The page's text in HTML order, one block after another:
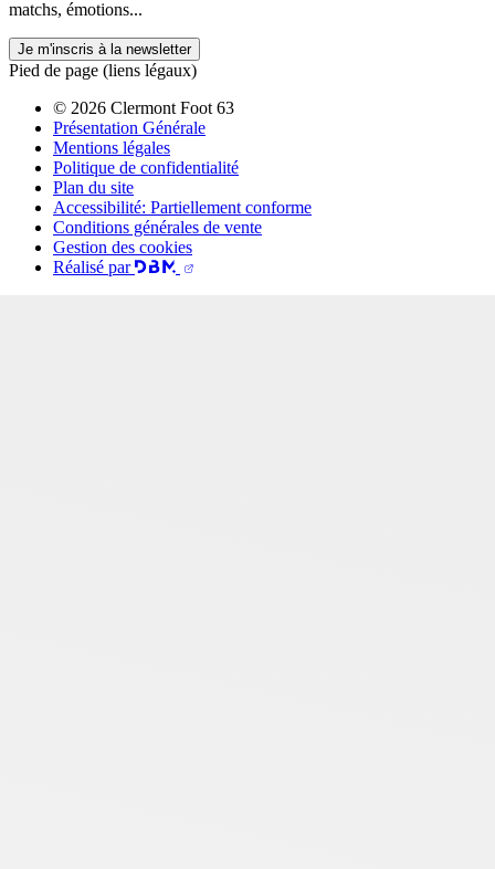
matchs, émotions...
Je m'inscris à la newsletter
Pied de page (liens légaux)
© 2026 Clermont Foot 63
Présentation Générale
Mentions légales
Politique de confidentialité
Plan du site
Accessibilité: Partiellement conforme
Conditions générales de vente
Gestion des cookies
Réalisé par